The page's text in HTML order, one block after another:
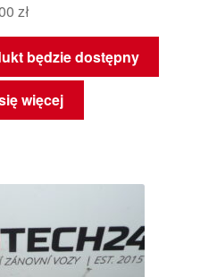
zł
będzie dostępny
więcej